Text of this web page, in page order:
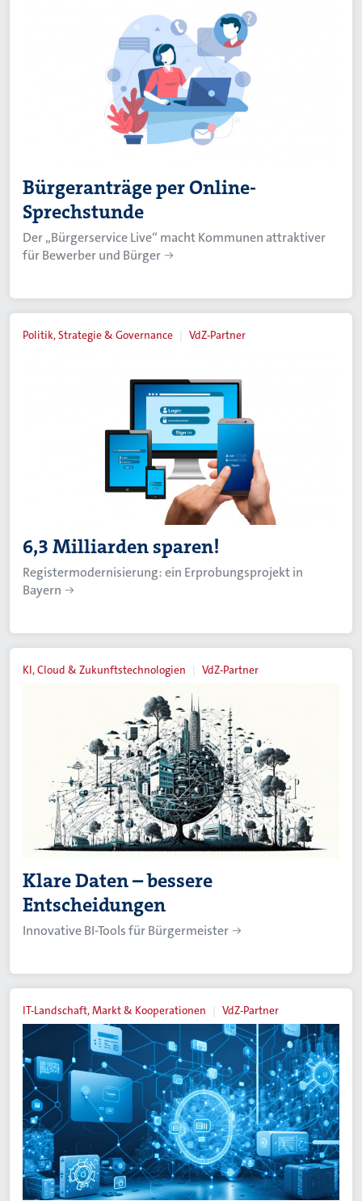
Bürgeranträge per Online-
Sprechstunde
Der „Bürgerservice Live“ macht Kommunen attraktiver
für Bewerber und Bürger
Politik, Strategie & Governance VdZ-Partner
6,3 Milliarden sparen!
Registermodernisierung: ein Erprobungsprojekt in
Bayern
KI, Cloud & Zukunftstechnologien VdZ-Partner
Klare Daten – bessere
Entscheidungen
Innovative BI-Tools für Bürgermeister
IT-Landschaft, Markt & Kooperationen VdZ-Partner